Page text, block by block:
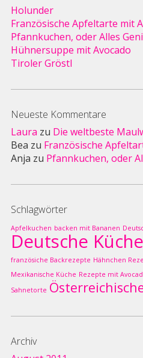
Holunder
Französische Apfeltarte mit
Pfannkuchen, oder Alles
Hühnersuppe mit Avocado
Tiroler Gröstl
Neueste Kommentare
Laura zu Die weltbeste
Bea zu Französische
Anja zu Pfannkuchen, oder
Schlagwörter
Apfelkuchen backen mit Bananen
Deutsche Küche
französiche Backrezepte Hähnchen
Mexikanische Küche Rezepte mit
Sahnetorte
Archiv